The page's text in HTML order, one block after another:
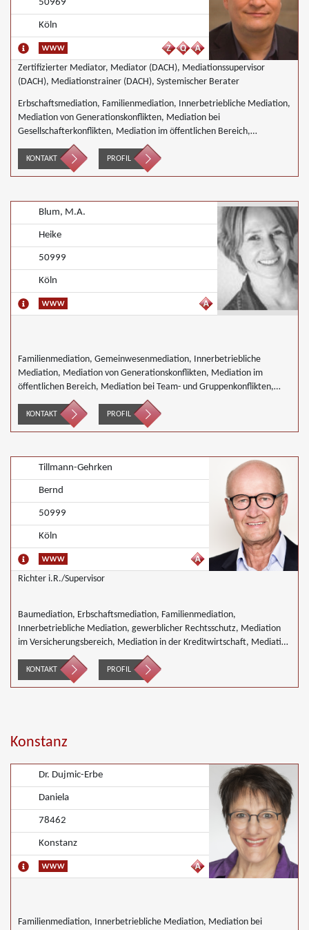
50969
Köln
Zertifizierter Mediator, Mediator (DACH), Mediationssupervisor
(DACH), Mediationstrainer (DACH), Systemischer Berater
Erbschaftsmediation, Familienmediation, Innerbetriebliche Mediation,
Mediation von Generationskonflikten, Mediation bei
Gesellschafterkonflikten, Mediation im öffentlichen Bereich,
Mediation bei Team- und Gruppenkonflikten, Mediation von
Unternehmensnachfolgen, Nachbarschaftsmediation,
Wirtschaftsmediation
KONTAKT PROFIL
Blum, M.A.
Heike
50999
Köln
Familienmediation, Gemeinwesenmediation, Innerbetriebliche
Mediation, Mediation von Generationskonflikten, Mediation im
öffentlichen Bereich, Mediation bei Team- und Gruppenkonflikten,
Nachbarschaftsmediation, Wirtschaftsmediation
KONTAKT PROFIL
Tillmann-Gehrken
Bernd
50999
Köln
Richter i.R./Supervisor
Baumediation, Erbschaftsmediation, Familienmediation,
Innerbetriebliche Mediation, gewerblicher Rechtsschutz, Mediation
im Versicherungsbereich, Mediation in der Kreditwirtschaft, Mediation
von Generationskonflikten, Mediation bei Gesellschafterkonflikten,
Mediation im öffentlichen Bereich, Mediation bei Team- und
Gruppenkonflikten, Mediation von Unternehmensnachfolgen,
KONTAKT PROFIL
Konstanz
Dr. Dujmic-Erbe
Daniela
78462
Konstanz
Familienmediation, Innerbetriebliche Mediation, Mediation bei